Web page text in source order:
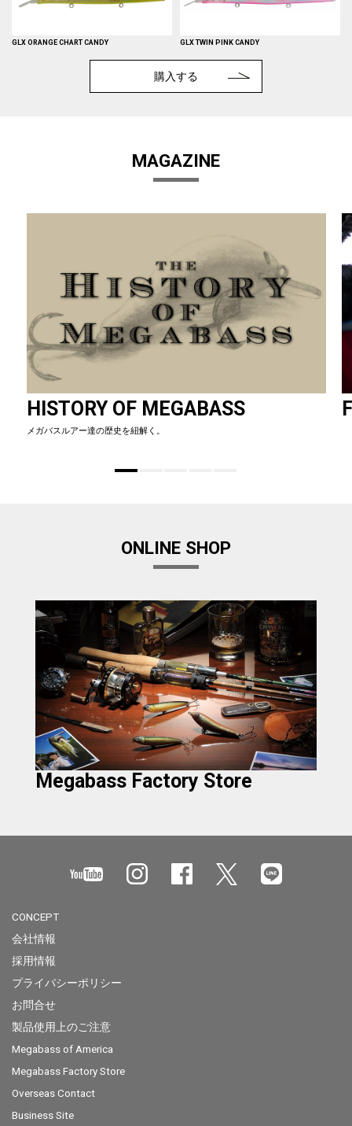
GLX ORANGE CHART CANDY GLX TWIN PINK CANDY
購入する
MAGAZINE
HISTORY OF MEGABASS
メガバスルアー達の歴史を紐解く。
ONLINE SHOP
Megabass Factory Store
CONCEPT
会社情報
採用情報
プライバシーポリシー
お問合せ
製品使用上のご注意
Megabass of America
Megabass Factory Store
Overseas Contact
Business Site